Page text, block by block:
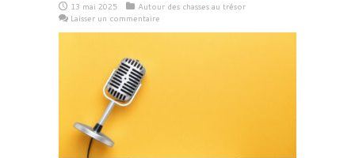
13 mai 2025
Autour des chasses au trésor
Laisser un commentaire